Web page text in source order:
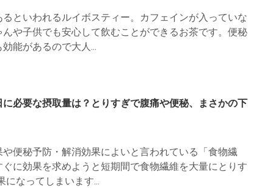
といわれるルイボスティー。カフェインが入っていな
んや子供でも安心して飲むことができるお茶です。便秘
能があるので大人...
必要な摂取量は？とりすぎで腹痛や便秘、まさかの下
や便秘予防・解消効果によいと言われている「食物繊
に効果を求めようと短期間で食物繊維を大量にとりす
になってしまいます...